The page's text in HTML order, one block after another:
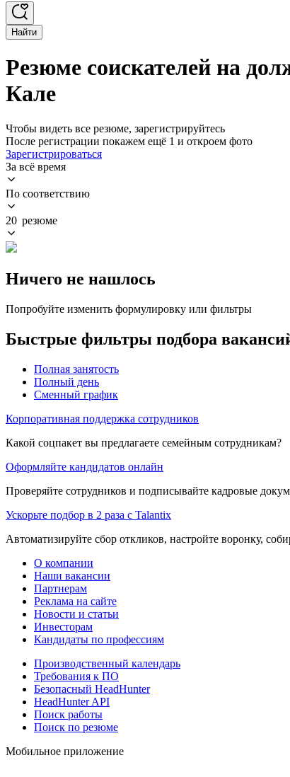
Найти
Резюме соискателей на
Кале
Чтобы видеть все резюме, зарегистрируйтесь
После регистрации покажем ещё 1 и откроем фото
Зарегистрироваться
За всё время
По соответствию
20 резюме
Ничего не нашлось
Попробуйте изменить формулировку или фильтры
Быстрые фильтры подбора
Полная занятость
Полный день
Сменный график
Корпоративная поддержка сотрудников
Какой соцпакет вы предлагаете семейным сотрудникам?
Оформляйте кандидатов онлайн
Проверяйте сотрудников и подписывайте кадровые
Ускорьте подбор в 2 раза с Talantix
Автоматизируйте сбор откликов, настройте воронку,
О компании
Наши вакансии
Партнерам
Реклама на сайте
Новости и статьи
Инвесторам
Кандидаты по профессиям
Производственный календарь
Требования к ПО
Безопасный HeadHunter
HeadHunter API
Поиск работы
Поиск по резюме
Мобильное приложение